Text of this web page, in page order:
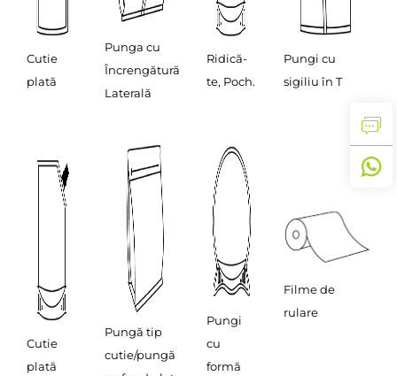
Cutie
plată
Punga cu
Încrengătură
Laterală
Ridică-
te, Poch.
Pungi cu
sigiliu în T
Cutie
plată
Pungă tip
cutie/pungă
Pungi
cu
formă
Filme de
rulare